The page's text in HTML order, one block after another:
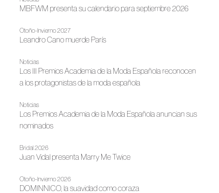
MBFWM presenta su calendario para septiembre 2026
Otoño-Invierno 2027
Leandro Cano muerde París
Noticias
Los III Premios Academia de la Moda Española reconocen
a los protagonistas de la moda española
Noticias
Los Premios Academia de la Moda Española anuncian sus
nominados
Bridal 2026
Juan Vidal presenta Marry Me Twice
Otoño-Invierno 2026
DOMINNICO, la suavidad como coraza